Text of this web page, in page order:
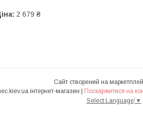
2 679 ₴
Сайт створений на
Ranec.kiev.ua інтернет-магазин | Поскаржитися на
Select Language ▼